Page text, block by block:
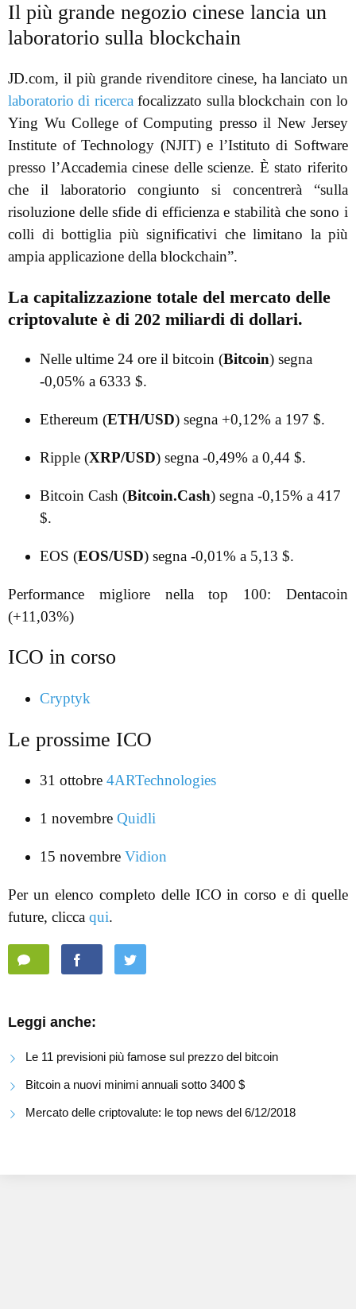
Il più grande negozio cinese lancia un
laboratorio sulla blockchain
JD.com, il più grande rivenditore cinese, ha lanciato un
laboratorio di ricercafocalizzato sulla blockchain con lo
Ying Wu College of Computing presso il New Jersey
Institute of Technology (NJIT) e l’Istituto di Software
presso l’Accademia cinese delle scienze. È stato riferito
che il laboratorio congiunto si concentrerà “sulla
risoluzione delle sfide di efficienza e stabilità che sono i
colli di bottiglia più significativi che limitano la più
ampia applicazione della blockchain”.
La capitalizzazione totale del mercato delle
criptovalute è di 202 miliardi di dollari.
Nelle ultime 24 ore il bitcoin (Bitcoin) segna
-0,05% a 6333 $.
Ethereum (ETH/USD) segna +0,12% a 197 $.
Ripple (XRP/USD) segna -0,49% a 0,44 $.
Bitcoin Cash (Bitcoin.Cash) segna -0,15% a 417
$.
EOS (EOS/USD) segna -0,01% a 5,13 $.
Performance migliore nella top 100: Dentacoin
(+11,03%)
ICO in corso
Cryptyk
Le prossime ICO
31 ottobre 4ARTechnologies
1 novembre Quidli
15 novembre Vidion
Per un elenco completo delle ICO in corso e di quelle
future, clicca qui.
Leggi anche:
Le 11 previsioni più famose sul prezzo del bitcoin
Bitcoin a nuovi minimi annuali sotto 3400 $
Mercato delle criptovalute: le top news del 6/12/2018